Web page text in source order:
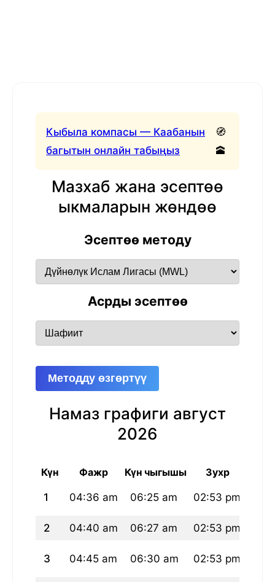
Кыбыла компасы — Каабанын
багытын онлайн табыңыз
🧭
🕋
Мазхаб жана эсептөө
ыкмаларын жөндөө
Эсептөө методу
Асрды эсептөө
Методду өзгөртүү
Намаз графиги август
2026
Күн Фажр Күн чыгышы Зухр
1 04:36 am 06:25 am 02:53 pm
2 04:40 am 06:27 am 02:53 pm
3 04:45 am 06:30 am 02:53 pm